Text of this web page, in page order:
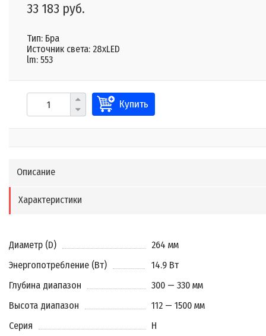
33 183 руб.
Тип: Бра
Источник света: 28xLED
lm: 553
Купить
Описание
Характеристики
Диаметр (D)
264 мм
Энергопотребление (Вт)
14.9 Вт
Глубина диапазон
300 — 330 мм
Высота диапазон
112 — 1500 мм
Серия
H